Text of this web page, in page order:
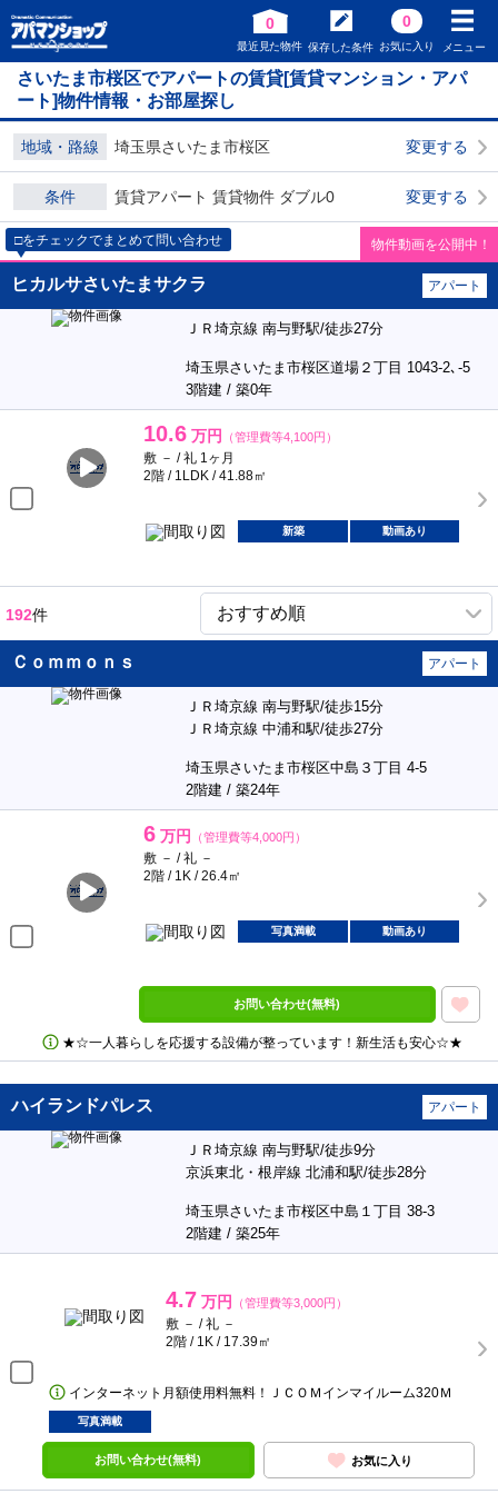
0
最近見た物件 保存した条件
0
お気に入り メニュー
さいたま市桜区でアパートの賃貸[賃貸マンション・アパ
ート]物件情報・お部屋探し
地域・路線 埼玉県さいたま市桜区 変更する
条件 賃貸アパート 賃貸物件 ダブル0 変更する
□をチェックでまとめて問い合わせ 物件動画を公開中！
ヒカルサさいたまサクラ アパート
ＪＲ埼京線 南与野駅/徒歩27分
埼玉県さいたま市桜区道場２丁目 1043-2､-5
3階建 / 築0年
10.6 万円 （管理費等4,100円）
敷 － / 礼 1ヶ月
2階 / 1LDK / 41.88㎡
新築 動画あり
192件
Ｃｏｍｍｏｎｓ アパート
ＪＲ埼京線 南与野駅/徒歩15分
ＪＲ埼京線 中浦和駅/徒歩27分
埼玉県さいたま市桜区中島３丁目 4-5
2階建 / 築24年
6 万円 （管理費等4,000円）
敷 － / 礼 －
2階 / 1K / 26.4㎡
写真満載 動画あり
お問い合わせ(無料)
★☆一人暮らしを応援する設備が整っています！新生活も安心☆★
ハイランドパレス アパート
ＪＲ埼京線 南与野駅/徒歩9分
京浜東北・根岸線 北浦和駅/徒歩28分
埼玉県さいたま市桜区中島１丁目 38-3
2階建 / 築25年
4.7 万円 （管理費等3,000円）
敷 － / 礼 －
2階 / 1K / 17.39㎡
インターネット月額使用料無料！ＪＣＯＭインマイルーム320Ｍ
写真満載
お問い合わせ(無料) お気に入り